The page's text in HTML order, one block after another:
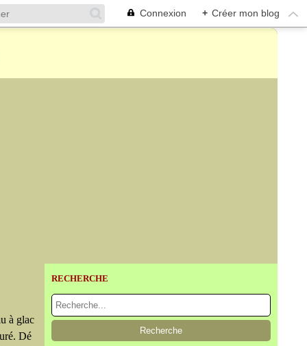
Connexion + Créer mon blog
à glac
Dé
RECHERCHE